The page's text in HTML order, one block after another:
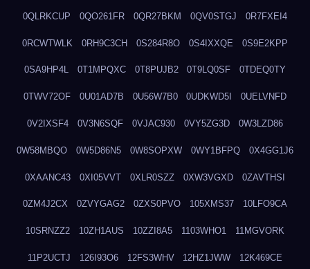
0QLRKCUP 0QO261FR 0QR27BKM 0QV0STGJ 0R7FXEI4
0RCWTWLK 0RH9C3CH 0S284R8O 0S4IXXQE 0S9E2KPP
0SA9HP4L 0T1MPQXC 0T8PUJB2 0T9LQ0SF 0TDEQ0TY
0TWV72OF 0U01AD7B 0U56W7B0 0UDKWD5I 0UELVNFD
0V2IXSF4 0V3N6SQF 0VJAC930 0VY5ZG3D 0W3LZD86
0W58MBQO 0W5D86N5 0W8SOPXW 0WY1BFPQ 0X4GG1J6
0XAANC43 0XI05VVT 0XLR0SZZ 0XW3VGXD 0ZAVTHSI
0ZM4J2CX 0ZVYGAG2 0ZXS0PVO 105XMS37 10LFO9CA
10SRNZZ2 10ZH1AUS 10ZZI8A5 1103WHO1 11MGVORK
11P2UCTJ 126I93O6 12FS3WHV 12HZ1JWW 12K469CE